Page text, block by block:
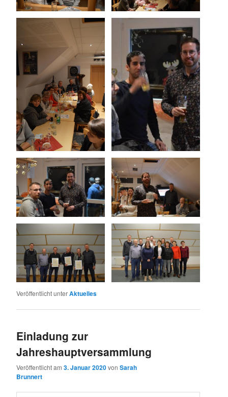
Veröffentlicht unterAktuelles
Einladung zur
Jahreshauptversammlung
Veröffentlicht am3. Januar 2020vonSarah
Brunnert